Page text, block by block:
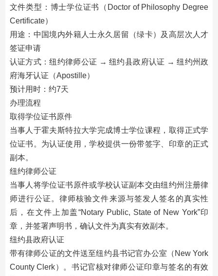
文件类型：博士学位证书（Doctor of Philosophy Degree
Certificate）
用途：中国境内外籍人士永久居留（绿卡）及高层次人才
签证申请
认证方式：纽约律师公证 → 纽约县政府认证 → 纽约州政
府海牙认证（Apostille）
预计用时：约7天
办理流程
取得学位证书原件
当事人于霍夫斯特拉大学完成博士学位课程，取得正式学
位证书。为认证使用，学校提供一份带签字、印章的正式
副本。
纽约律师公证
当事人将学位证书原件或学校认证副本交由纽约州注册律
师进行公证。律师核验文件来源与签发人签名的真实性
后，在文件上加盖“Notary Public, State of New York”印
章，并签署声明书，确认文件为真实有效副本。
纽约县政府认证
带有律师公证的文件送至纽约县书记官办公室（New York
County Clerk）。书记官核对律师公证印章与签名的有效